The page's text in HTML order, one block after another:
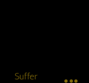
Suffer